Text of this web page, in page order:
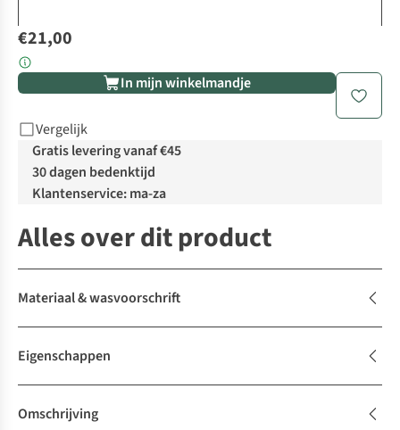
€21,00
In mijn winkelmandje
Vergelijk
Gratis levering vanaf €45
30 dagen bedenktijd
Klantenservice: ma-za
Alles over dit product
Materiaal & wasvoorschrift
Eigenschappen
Omschrijving